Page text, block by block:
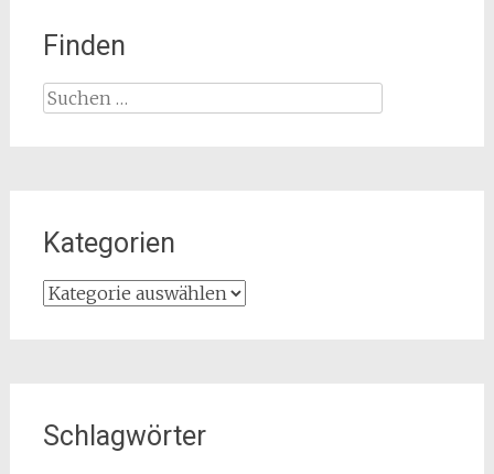
Finden
Suchen
nach:
Kategorien
Kategorien
Schlagwörter